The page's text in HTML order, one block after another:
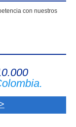
con nuestros